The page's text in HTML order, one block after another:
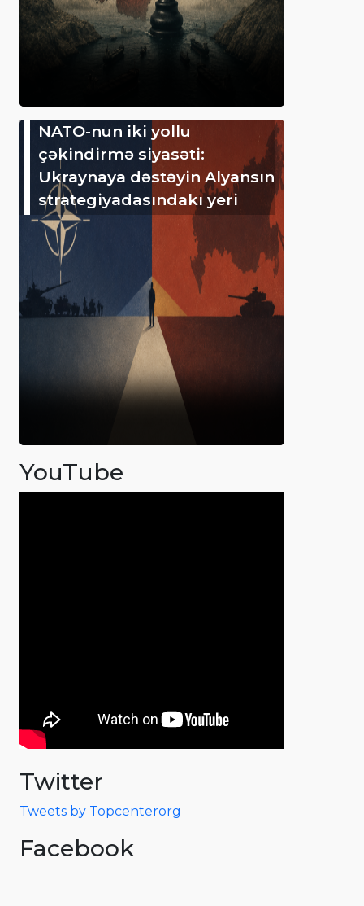
NATO-nun iki yollu
çəkindirmə siyasəti:
Ukraynaya dəstəyin Alyansın
strategiyadasındakı yeri
YouTube
Twitter
Tweets by Topcenterorg
Facebook